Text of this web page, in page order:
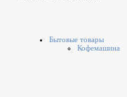
Бытовые товары
Кофемашина